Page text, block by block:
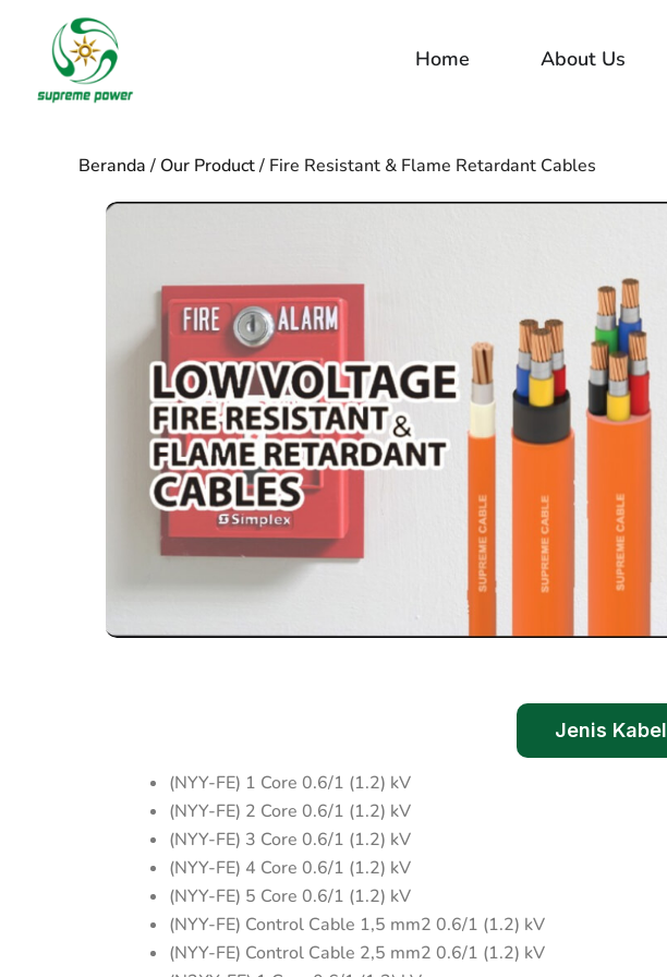
konten
Home About Us
Beranda/ Our Product/ Fire Resistant & Flame Retardant Cables
Jenis Kabel
(NYY-FE) 1 Core 0.6/1 (1.2) kV
(NYY-FE) 2 Core 0.6/1 (1.2) kV
(NYY-FE) 3 Core 0.6/1 (1.2) kV
(NYY-FE) 4 Core 0.6/1 (1.2) kV
(NYY-FE) 5 Core 0.6/1 (1.2) kV
(NYY-FE) Control Cable 1,5 mm2 0.6/1 (1.2) kV
(NYY-FE) Control Cable 2,5 mm2 0.6/1 (1.2) kV